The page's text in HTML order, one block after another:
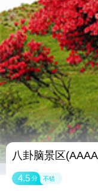
八卦脑景区
4.5 分 不错